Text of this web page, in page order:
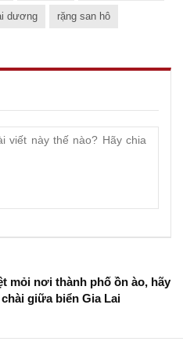
dương rặng san hô
mỏi nơi thành phố ồn ào, hãy
giữa biển Gia Lai